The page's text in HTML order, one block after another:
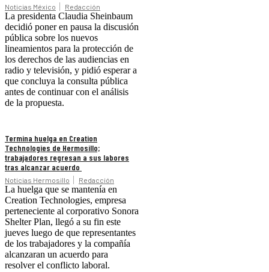
Noticias México Redacción
La presidenta Claudia Sheinbaum
decidió poner en pausa la discusión
pública sobre los nuevos
lineamientos para la protección de
los derechos de las audiencias en
radio y televisión, y pidió esperar a
que concluya la consulta pública
antes de continuar con el análisis
de la propuesta.
Termina huelga en Creation
Technologies de Hermosillo;
trabajadores regresan a sus labores
tras alcanzar acuerdo
Noticias Hermosillo Redacción
La huelga que se mantenía en
Creation Technologies, empresa
perteneciente al corporativo Sonora
Shelter Plan, llegó a su fin este
jueves luego de que representantes
de los trabajadores y la compañía
alcanzaran un acuerdo para
resolver el conflicto laboral.